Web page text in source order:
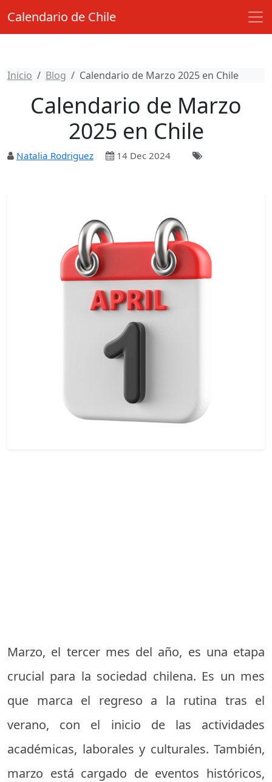
Calendario de Chile
Inicio Blog Calendario de Marzo 2025 en Chile
Calendario de Marzo
2025 en Chile
Natalia Rodriguez 14 Dec 2024
Marzo, el tercer mes del año, es una etapa
crucial para la sociedad chilena. Es un mes
que marca el regreso a la rutina tras el
verano, con el inicio de las actividades
académicas, laborales y culturales. También,
marzo está cargado de eventos históricos,